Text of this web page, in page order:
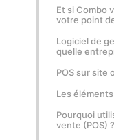
Et si Combo
votre point
Logiciel de
quelle
POS sur site
Les éléments
Pourquoi
vente (POS) ?